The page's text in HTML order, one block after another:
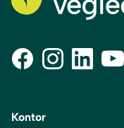
Kontor